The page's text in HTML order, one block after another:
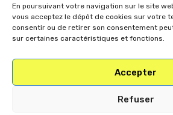
En poursuivant votre navigation sur le site web
vous acceptez le dépôt de cookies sur votre
consentir ou de retirer son consentement
sur certaines caractéristiques et fonctions.
Accepter
Refuser